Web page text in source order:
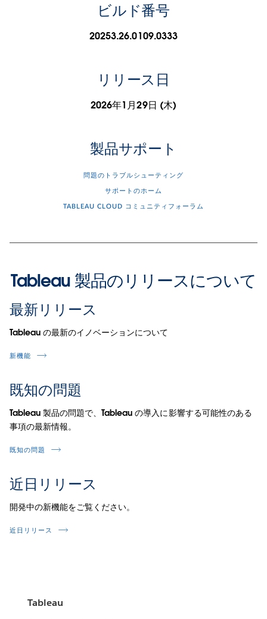
ビルド番号
20253.26.0109.0333
リリース日
2026年1月29日 (木)
製品サポート
問題のトラブルシューティング
サポートのホーム
TABLEAU CLOUD コミュニティフォーラム
Tableau 製品のリリースについて
最新リリース
Tableau の最新のイノベーションについて
新機能
既知の問題
Tableau 製品の問題で、Tableau の導入に影響する可能性のある
事項の最新情報。
既知の問題
近日リリース
開発中の新機能をご覧ください。
近日リリース
Tableau